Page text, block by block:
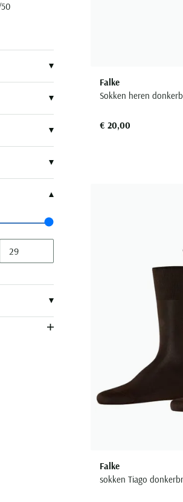
Maximum value input
Falke
Sokken heren
€ 20,00
Falke
sokken Tiago